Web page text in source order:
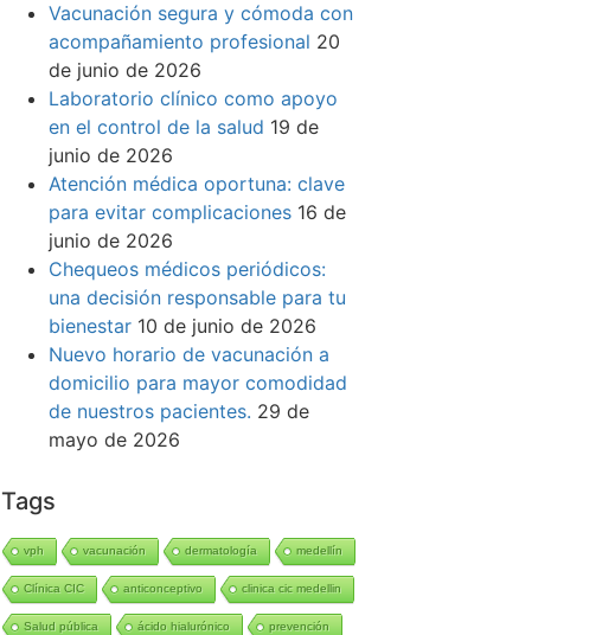
Vacunación segura y cómoda con
acompañamiento profesional 20
de junio de 2026
Laboratorio clínico como apoyo
en el control de la salud 19 de
junio de 2026
Atención médica oportuna: clave
para evitar complicaciones 16 de
junio de 2026
Chequeos médicos periódicos:
una decisión responsable para tu
bienestar 10 de junio de 2026
Nuevo horario de vacunación a
domicilio para mayor comodidad
de nuestros pacientes. 29 de
mayo de 2026
Tags
vph vacunación dermatología medellín
Clínica CIC anticonceptivo clinica cic medellin
Salud pública ácido hialurónico prevención